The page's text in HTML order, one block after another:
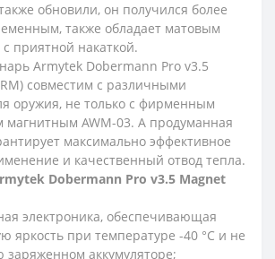
обновили, он получился более
также обладает матовым
приятной накаткой.
Armytek Dobermann Pro v3.5
совместим с различными
оружия, не только с фирменным
AWM-03. А продуманная
максимально эффективное
и качественный отвод тепла.
Dobermann Pro v3.5 Magnet
электроника, обеспечивающая
яркость при температуре -40 °C и не
заряженном аккумуляторе;